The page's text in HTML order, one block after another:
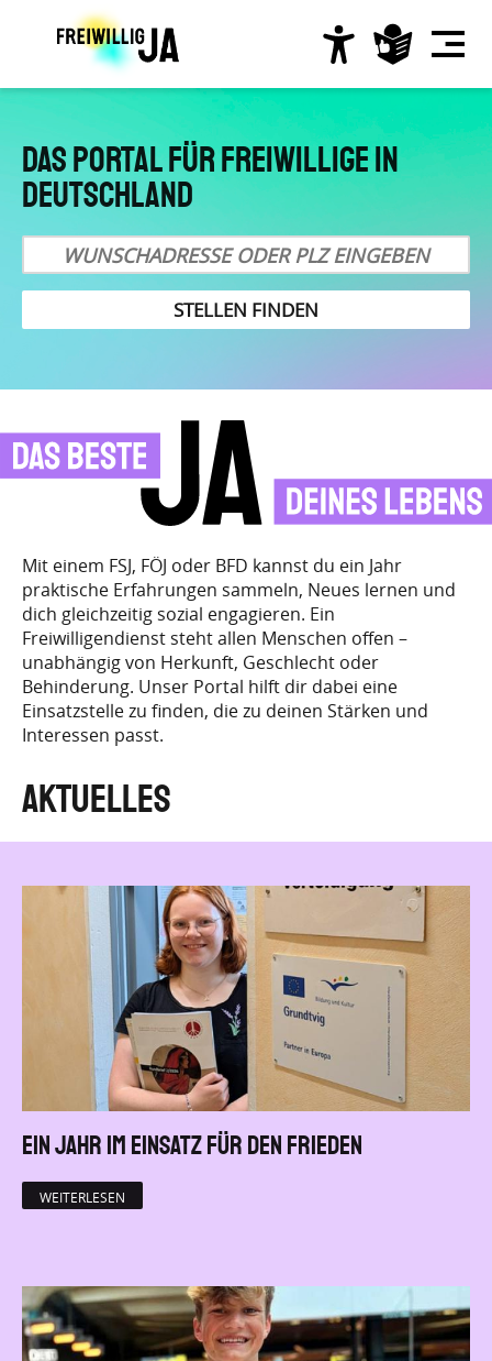
Hauptnavigation
Das Portal für Freiwillige in
Deutschland
Mit einem FSJ, FÖJ oder BFD kannst du ein Jahr
praktische Erfahrungen sammeln, Neues lernen und
dich gleichzeitig sozial engagieren. Ein
Freiwilligendienst steht allen Menschen offen –
unabhängig von Herkunft, Geschlecht oder
Behinderung. Unser Portal hilft dir dabei eine
Einsatzstelle zu finden, die zu deinen Stärken und
Interessen passt.
Aktuelles
Ein Jahr im Einsatz für den Frieden
WEITERLESEN